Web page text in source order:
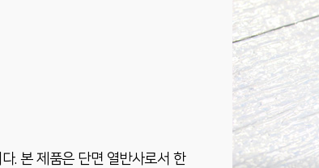
. 본 제품은 단면 열반사로서 한